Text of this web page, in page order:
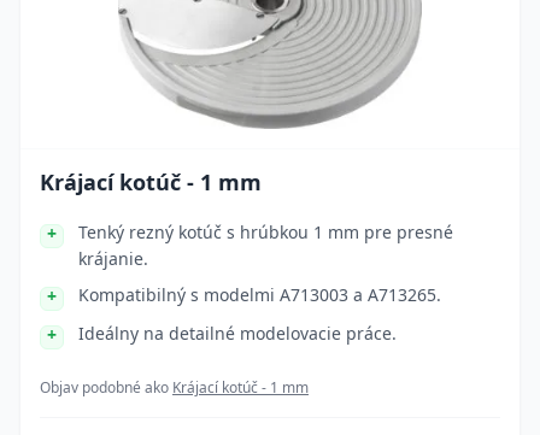
Krájací kotúč - 1 mm
Tenký rezný kotúč s hrúbkou 1 mm pre presné
krájanie.
Kompatibilný s modelmi A713003 a A713265.
Ideálny na detailné modelovacie práce.
Objav podobné ako Krájací kotúč - 1 mm